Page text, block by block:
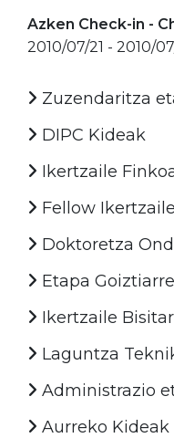
Azken Check-in -
2010/07/21 - 2010/
Zuzendaritza
DIPC Kideak
Ikertzaile
Fellow
Doktoretza
Etapa
Ikertzaile
Laguntza
Administrazio
Aurreko Kideak